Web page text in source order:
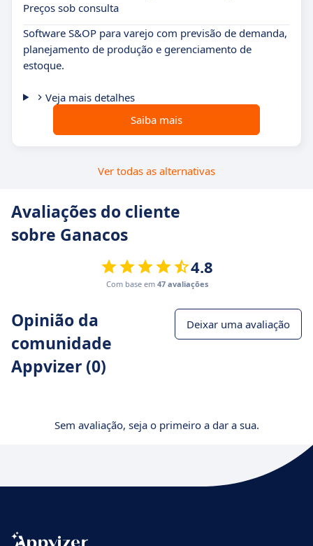
Preços sob consulta
Software S&OP para varejo com previsão de demanda,
planejamento de produção e gerenciamento de
estoque.
Veja mais detalhes
Saiba mais
Ver todas as alternativas
Avaliações do cliente
sobre Ganacos
4.8
Com base em 47 avaliações
Opinião da
comunidade
Appvizer (0)
Deixar uma avaliação
Sem avaliação, seja o primeiro a dar a sua.